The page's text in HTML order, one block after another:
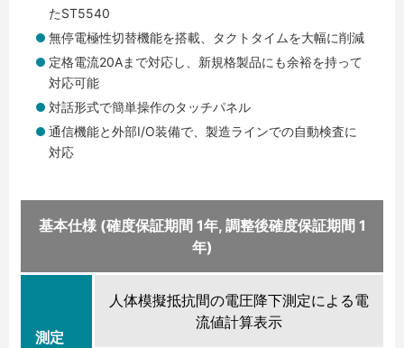
たST5540
無停電極性切替機能を搭載、タクトタイムを大幅に削減
定格電流20Aまで対応し、新規格製品にも余裕を持って
対応可能
対話形式で簡単操作のタッチパネル
通信機能と外部I/O装備で、製造ラインでの自動検査に
対応
基本仕様 (確度保証期間 1年, 調整後確度保証期間 1
年)
測定
人体模擬抵抗間の電圧降下測定による電
流値計算表示